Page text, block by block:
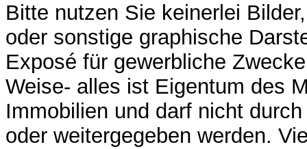
Bitte nutzen Sie keinerlei
oder sonstige graphische
Exposé für gewerbliche
Weise- alles ist Eigentum des
Immobilien und darf nicht
oder weitergegeben werden.